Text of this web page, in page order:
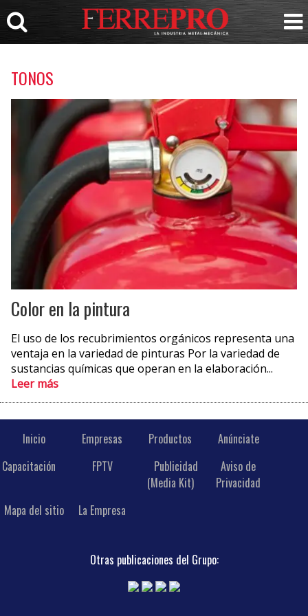
TONOS
Color en la pintura
El uso de los recubrimientos orgánicos representa una
ventaja en la variedad de pinturas Por la variedad de
sustancias químicas que operan en la elaboración...
Leer más
Inicio Empresas Productos
Anúnciate
Capacitación
FPTV
Publicidad
(Media Kit)
Aviso de
Privacidad
Mapa del sitio
La Empresa
Otras publicaciones del Grupo: